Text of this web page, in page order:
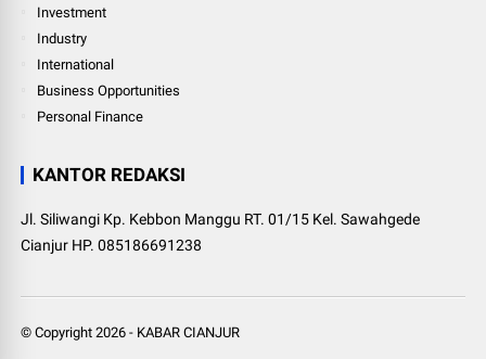
Investment
Industry
International
Business Opportunities
Personal Finance
KANTOR REDAKSI
Jl. Siliwangi Kp. Kebbon Manggu RT. 01/15 Kel. Sawahgede
Cianjur HP. 085186691238
© Copyright2026 - KABAR CIANJUR